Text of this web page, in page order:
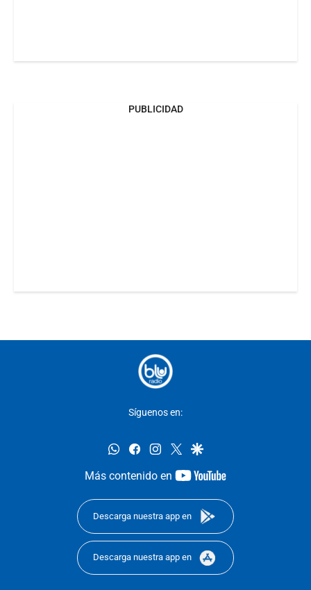
PUBLICIDAD
Síguenos en:
whatsappfacebookinstagram
twittergoogle
Más contenido en
youtube-
Descarga nuestra app en
Descarga nuestra app en